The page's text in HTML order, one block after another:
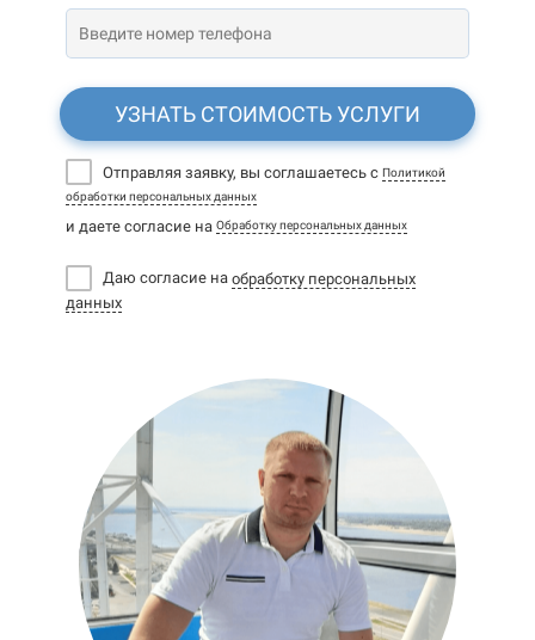
УЗНАТЬ СТОИМОСТЬ УСЛУГИ
Отправляя заявку, вы соглашаетесь с Политикой
обработки персональных данных
и даете согласие на Обработку персональных данных
Даю согласие на обработку персональных
данных